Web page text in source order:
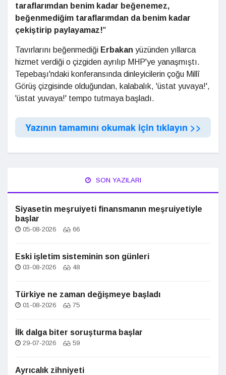
taraflarımdan benim kadar beğenemez,
beğenmediğim taraflarımdan da benim kadar
çekiştirip paylayamaz!"
Tavırlarını beğenmediği Erbakan yüzünden yıllarca
hizmet verdiği o çizgiden ayrılıp MHP'ye yanaşmıştı.
Tepebaşı'ndaki konferansında dinleyicilerin çoğu Millî
Görüş çizgisinde olduğundan, kalabalık, 'üstat yuvaya!',
'üstat yuvaya!' tempo tutmaya başladı.
Yazının tamamını okumak için tıklayın >>
SON YAZILARI
Siyasetin meşruiyeti finansmanın meşruiyetiyle
başlar
05-08-2026 66
Eski işletim sisteminin son günleri
03-08-2026 48
Türkiye ne zaman değişmeye başladı
01-08-2026 75
İlk dalga biter soruşturma başlar
29-07-2026 59
Ayrıcalık zihniyeti